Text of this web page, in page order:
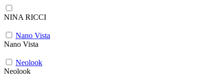
NINA RICCI
Nano Vista
Nano Vista
Neolook
Neolook